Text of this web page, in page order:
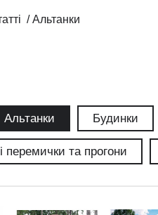
/Альтанки
Альтанки Будинки
перемички та прогони